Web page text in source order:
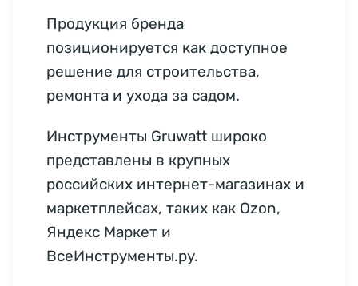
Продукция бренда
позиционируется как доступное
решение для строительства,
ремонта и ухода за садом.
Инструменты Gruwatt широко
представлены в крупных
российских интернет-магазинах и
маркетплейсах, таких как Ozon,
Яндекс Маркет и
ВсеИнструменты.ру.